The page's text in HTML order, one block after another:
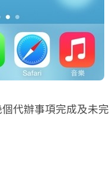
代辦事項完成及未完